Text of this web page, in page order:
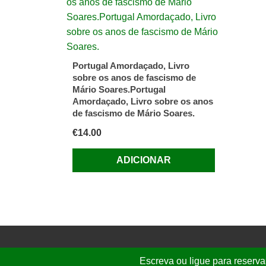
Escreva ou ligue para
Portugal Amordaçado, Livro
sobre os anos de fascismo de
Mário Soares.Portugal
Amordaçado, Livro sobre os anos
de fascismo de Mário Soares.
€14.00
ADICIONAR
© 2026 Folhassoltas | E.